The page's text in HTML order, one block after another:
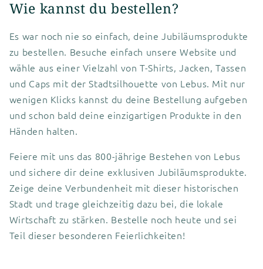
Wie kannst du bestellen?
Es war noch nie so einfach, deine Jubiläumsprodukte
zu bestellen. Besuche einfach unsere Website und
wähle aus einer Vielzahl von T-Shirts, Jacken, Tassen
und Caps mit der Stadtsilhouette von Lebus. Mit nur
wenigen Klicks kannst du deine Bestellung aufgeben
und schon bald deine einzigartigen Produkte in den
Händen halten.
Feiere mit uns das 800-jährige Bestehen von Lebus
und sichere dir deine exklusiven Jubiläumsprodukte.
Zeige deine Verbundenheit mit dieser historischen
Stadt und trage gleichzeitig dazu bei, die lokale
Wirtschaft zu stärken. Bestelle noch heute und sei
Teil dieser besonderen Feierlichkeiten!